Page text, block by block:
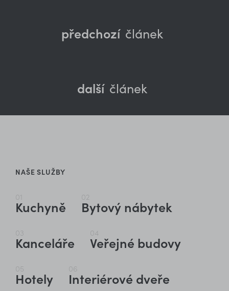
předchozí článek
další článek
NAŠE SLUŽBY
01
Kuchyně
02
Bytový nábytek
03
Kanceláře
04
Veřejné budovy
05
Hotely
06
Interiérové dveře